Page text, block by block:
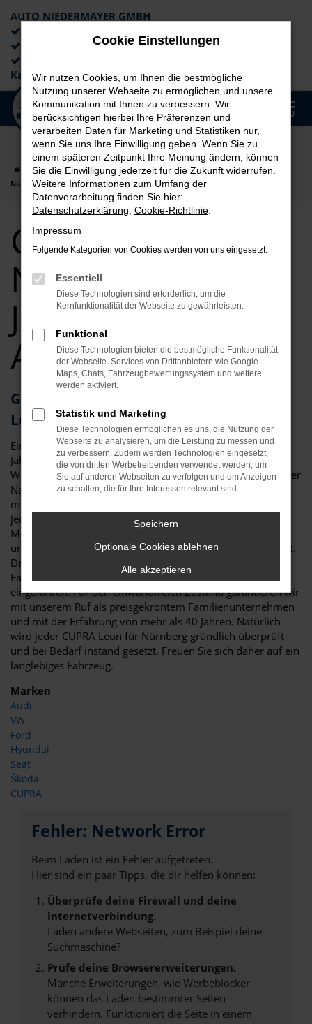
Zum
Hauptinhalt
springen
AUTO NIEDERMAYER GMBH
Lieferung an die Haustür
Kaufabwicklung
MENÜ
Startseite Nürnberg CUPRA CUPRA Leon
CUPRA Leon für
Nürnberg Jahreswagen Top Angebote
CUPRA Leon für
Nürnberg
Jahreswagen Top
Angebote
Geld sparen in Nürnberg? Ihr CUPRA
Leon Jahreswagen wartet
Ein Kompromiss? Wohl kaum, denn ein CUPRA Leon
Jahreswagen für Nürnberg vereint eher das Beste aus der
Welt der Neuwagen und der Gebrauchtfahrzeuge. Wie es der
Name bereits sagt, darf der Termin der ersten Zulassung
maximal ein Jahr zurückliegen. Die Folge ist, dass nahezu
jeder CUPRA Leon Jahreswagen der aktuellen
Modellgeneration entstammt und damit in puncto Extras
und Ausstattung voll und ganz einem Neuwagen entspricht.
Der Vorteil: es entstehen keinerlei Wartezeiten und das
Fahrzeug ist bereits im besten Sinne des Wortes
eingefahren. Für den einwandfreien Zustand garantieren wir
mit unserem Ruf als preisgekröntem Familienunternehmen
und mit der Erfahrung von mehr als 40 Jahren. Natürlich
wird jeder CUPRA Leon für Nürnberg gründlich überprüft
und bei Bedarf instand gesetzt. Freuen Sie sich daher auf ein
langlebiges Fahrzeug.
Marken
Audi
VW
Ford
Hyundai
Seat
Škoda
CUPRA
Fehler: Network Error
Beim Laden ist ein Fehler aufgetreten.
Hier sind ein paar Tipps, die dir helfen können:
Überprüfe deine Firewall und deine
Internetverbindung.
Laden andere Webseiten, zum Beispiel deine
Suchmaschine?
Prüfe deine Browsererweiterungen.
Manche Erweiterungen, wie Werbeblocker,
können das Laden bestimmter Seiten
verhindern. Funktioniert die Seite in einem
Cookie Einstellungen
Wir nutzen Cookies, um Ihnen die bestmögliche
Nutzung unserer Webseite zu ermöglichen und unsere
Kommunikation mit Ihnen zu verbessern. Wir
berücksichtigen hierbei Ihre Präferenzen und
verarbeiten Daten für Marketing und Statistiken nur,
wenn Sie uns Ihre Einwilligung geben. Wenn Sie zu
einem späteren Zeitpunkt Ihre Meinung ändern, können
Sie die Einwilligung jederzeit für die Zukunft widerrufen.
Weitere Informationen zum Umfang der
Datenverarbeitung finden Sie hier:
Datenschutzerklärung Cookie-Richtlinie
Impressum
Folgende Kategorien von Cookies werden von uns eingesetzt:
Essentiell
Diese Technologien sind erforderlich, um die
Kernfunktionalität der Webseite zu gewährleisten.
Funktional
Diese Technologien bieten die bestmögliche Funktionalität
der Webseite. Services von Drittanbietern wie Google
Maps, Chats, Fahrzeugbewertungssystem und weitere
werden aktiviert.
Statistik und Marketing
Diese Technologien ermöglichen es uns, die Nutzung der
Webseite zu analysieren, um die Leistung zu messen und
zu verbessern. Zudem werden Technologien eingesetzt,
die von dritten Werbetreibenden verwendet werden, um
Sie auf anderen Webseiten zu verfolgen und um Anzeigen
zu schalten, die für Ihre Interessen relevant sind.
Speichern
Optionale Cookies ablehnen
Alle akzeptieren